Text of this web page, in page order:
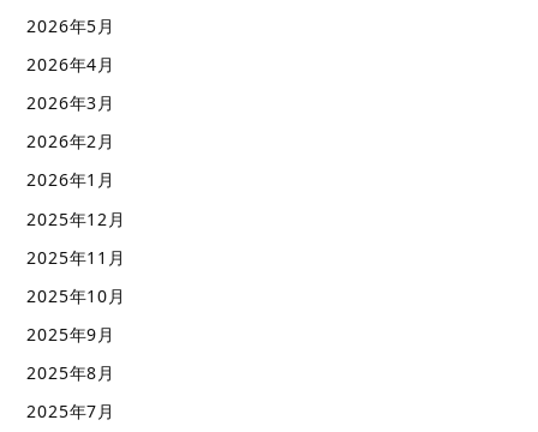
2026年5月
2026年4月
2026年3月
2026年2月
2026年1月
2025年12月
2025年11月
2025年10月
2025年9月
2025年8月
2025年7月